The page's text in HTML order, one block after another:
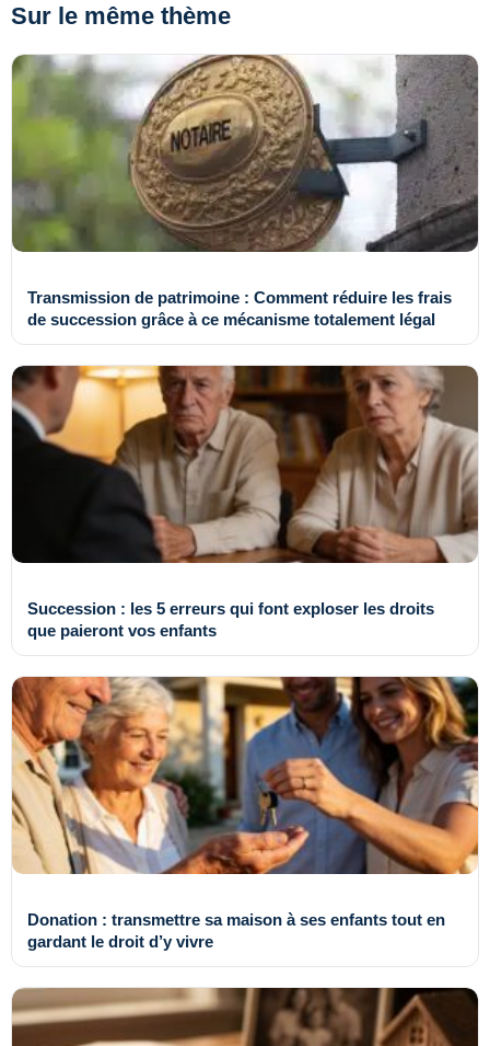
Sur le même thème
Transmission de patrimoine : Comment réduire les frais
de succession grâce à ce mécanisme totalement légal
Succession : les 5 erreurs qui font exploser les droits
que paieront vos enfants
Donation : transmettre sa maison à ses enfants tout en
gardant le droit d’y vivre